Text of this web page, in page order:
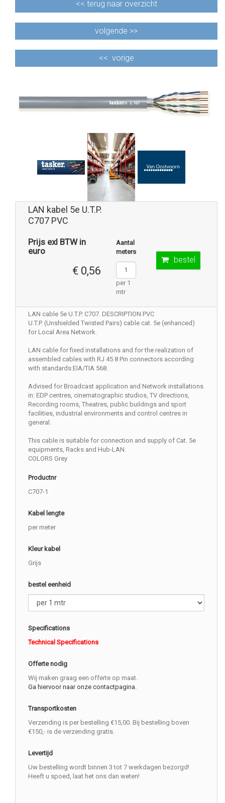
<< terug naar overzicht
volgende >>
<< vorige
LAN kabel 5e U.T.P.
C707 PVC
Prijs exl BTW in
euro
€ 0,56
Aantal
meters
per 1
mtr
bestel
LAN cable 5e U.T.P. C707. DESCRIPTION PVC
U.T.P. (Unshielded Twisted Pairs) cable cat. 5e (enhanced)
for Local Area Network.
LAN cable for fixed installations and for the realization of
assembled cables with RJ 45 8 Pin connectors according
with standards:EIA/TIA 568.
Advised for Broadcast application and Network installations
in: EDP centres, cinematographic studios, TV directions,
Recording rooms, Theatres, public buildings and sport
facilities, industrial environments and control centres in
general.
This cable is suitable for connection and supply of Cat. 5e
equipments, Racks and Hub-LAN.
COLORS Grey
Productnr
C707-1
Kabel lengte
per meter
Kleur kabel
Grijs
bestel eenheid
Specifications
Technical Specifications
Offerte nodig
Wij maken graag een offerte op maat.
Ga hiervoor naar onze contactpagina.
Transportkosten
Verzending is per bestelling €15,00. Bij bestelling boven
€150,- is de verzending gratis.
Levertijd
Uw bestelling wordt binnen 3 tot 7 werkdagen bezorgd!
Heeft u spoed, laat het ons dan weten!